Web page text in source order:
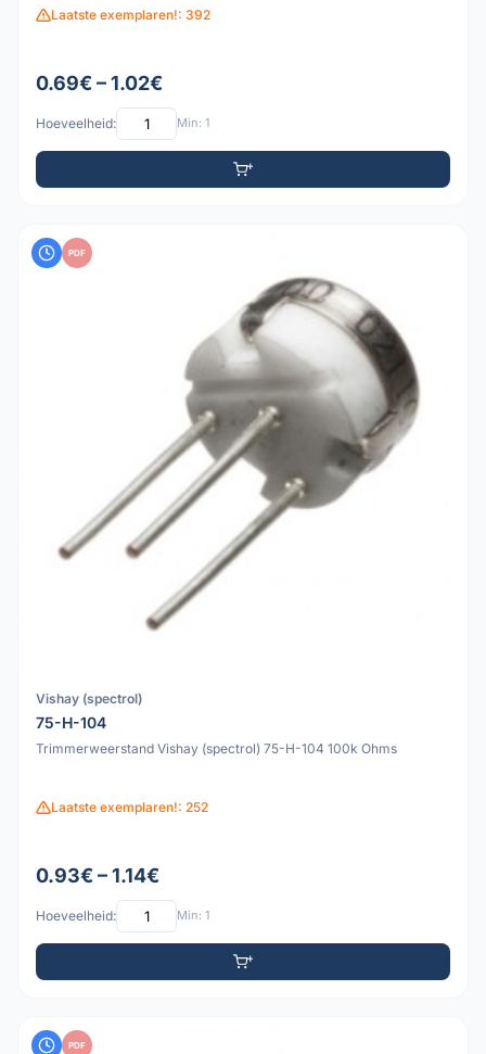
Laatste exemplaren!: 392
0.69€ – 1.02€
Hoeveelheid: Min: 1
PDF
Vishay (spectrol)
75-H-104
Trimmerweerstand Vishay (spectrol) 75-H-104 100k Ohms
Laatste exemplaren!: 252
0.93€ – 1.14€
Hoeveelheid: Min: 1
PDF